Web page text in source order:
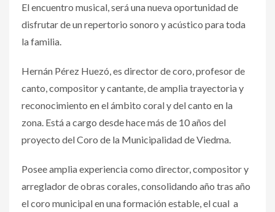
El encuentro musical, será una nueva oportunidad de
disfrutar de un repertorio sonoro y acústico para toda
la familia.
Hernán Pérez Huezó, es director de coro, profesor de
canto, compositor y cantante, de amplia trayectoria y
reconocimiento en el ámbito coral y del canto en la
zona. Está a cargo desde hace más de 10 años del
proyecto del Coro de la Municipalidad de Viedma.
Posee amplia experiencia como director, compositor y
arreglador de obras corales, consolidando año tras año
el coro municipal en una formación estable, el cual a